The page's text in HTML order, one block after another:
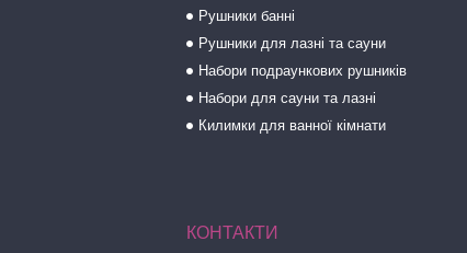
Рушники банні
Рушники для лазні та сауни
Набори подраункових рушників
Набори для сауни та лазні
Килимки для ванної кімнати